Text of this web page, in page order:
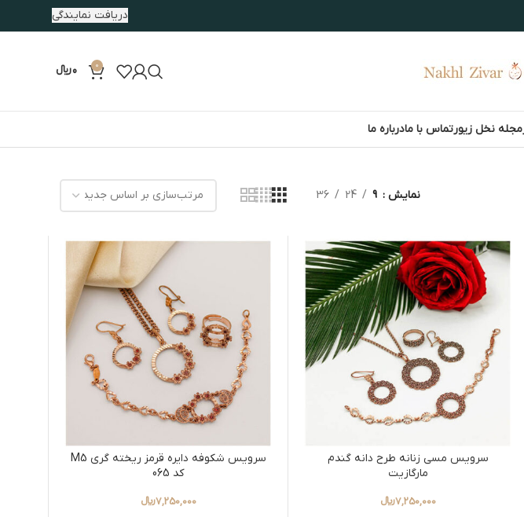
دریافت نمایندگی
0
0﷼
مجله نخل زیورتماس با مادرباره ما
نمایش 9
24
36
سرویس مسی زنانه طرح دانه گندم
مارگازیت
7,250,000﷼
سرویس شکوفه دایره قرمز ریخته گری M5
کد 065
7,250,000﷼